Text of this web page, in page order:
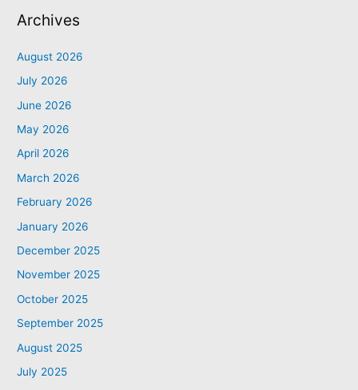
Archives
August 2026
July 2026
June 2026
May 2026
April 2026
March 2026
February 2026
January 2026
December 2025
November 2025
October 2025
September 2025
August 2025
July 2025